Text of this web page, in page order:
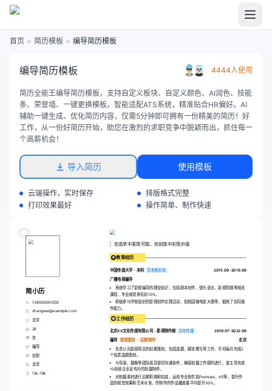
首页 > 简历模板 > 编导简历模板
编导简历模板 4444人使用
简历全能王编导简历模板，支持自定义板块、自定义颜色、AI润色、技能
条、荣誉墙、一键更换模板。智能适配ATS系统，精准贴合HR偏好。AI
辅助一键生成、优化简历内容，仅需5分钟即可拥有一份精美的简历！好
工作，从一份好简历开始，助您在激烈的求职竞争中脱颖而出，抓住每一
个高薪机会！
导入简历 使用模板
云端操作，实时保存
排版格式完整
打印效果最好
操作简单、制作快速
简小历
13800000000
zhangwei@example.com
北京
28
女
编导
在职
北京
12k-18k
在追求中发现可能，在创造中实现价值
教育经历
中国传媒大学 - 本科 艺术类名校 2015.09-2019.06
广播电视编导
系统学习了影视编导的理论知识，包括剧本创作、镜头语言、影视剪辑等相关
课程，专业成绩排名前10%。
积极参与学校组织的影视创作实践活动，如校园微电影大赛等，锻炼了实际操
作能力。
工作经历
北京XX文化传媒有限公司 - 影视制作部 文化传媒
2019.07-2022.06
编导
影视策划 后期制作
北京
负责公司影视项目的前期策划，包括选题、脚本撰写等工作，平均每月完成2
个优质选题策划。
与导演、摄像等团队成员密切沟通协作，确保拍摄工作顺利进行，曾主导完成
10余部企业宣传片的拍摄制作。
对拍摄素材进行后期剪辑和包装，运用专业软件如Premiere、AE等，提升作
品的视觉效果和艺术水准，所制作的作品播放量平均提升30%。